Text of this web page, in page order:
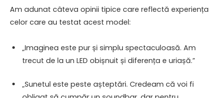
Am adunat câteva opinii tipice care reflectă experiența
celor care au testat acest model:
„Imaginea este pur și simplu spectaculoasă. Am
trecut de la un LED obișnuit și diferența e uriașă.”
„Sunetul este peste așteptări. Credeam că voi fi